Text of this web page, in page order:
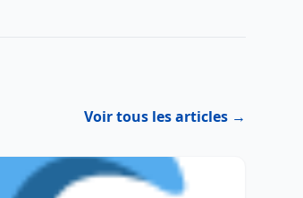
Voir tous les articles →